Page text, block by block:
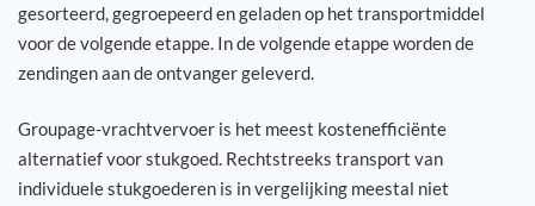
gesorteerd, gegroepeerd en geladen op het transportmiddel
voor de volgende etappe. In de volgende etappe worden de
zendingen aan de ontvanger geleverd.
Groupage-vrachtvervoer is het meest kostenefficiënte
alternatief voor stukgoed. Rechtstreeks transport van
individuele stukgoederen is in vergelijking meestal niet